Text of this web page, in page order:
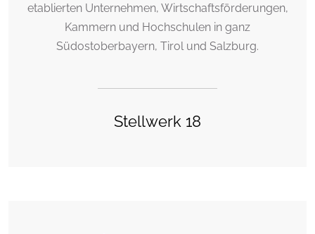
etablierten Unternehmen, Wirtschaftsförderungen,
Kammern und Hochschulen in ganz
Südostoberbayern, Tirol und Salzburg.
Stellwerk 18